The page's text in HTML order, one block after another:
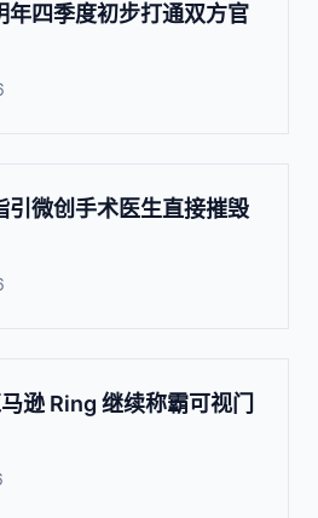
年四季度初步打通双方官
引微创手术医生直接摧毁
逊 Ring 继续称霸可视门